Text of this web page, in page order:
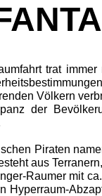
trat
Völ­kern
der
Piraten
aus
Raumer mit
Hyperraum-